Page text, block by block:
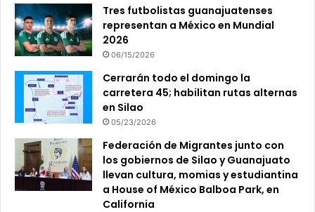
Tres futbolistas guanajuatenses
representan a México en Mundial
2026
06/15/2026
Cerrarán todo el domingo la
carretera 45; habilitan rutas alternas
en Silao
05/23/2026
Federación de Migrantes junto con
los gobiernos de Silao y Guanajuato
llevan cultura, momias y estudiantina
a House of México Balboa Park, en
California